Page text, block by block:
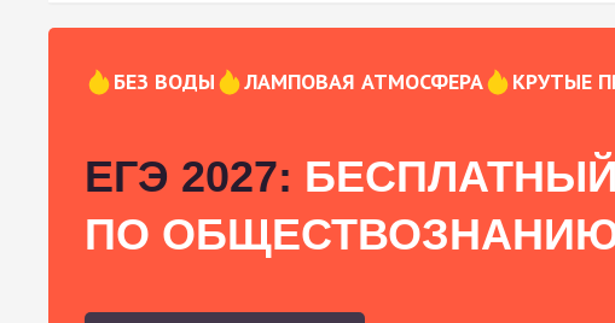
БЕЗ ВОДЫ ЛАМПОВАЯ АТМОСФЕРА КРУТЫЕ
ЕГЭ 2027:
ПО